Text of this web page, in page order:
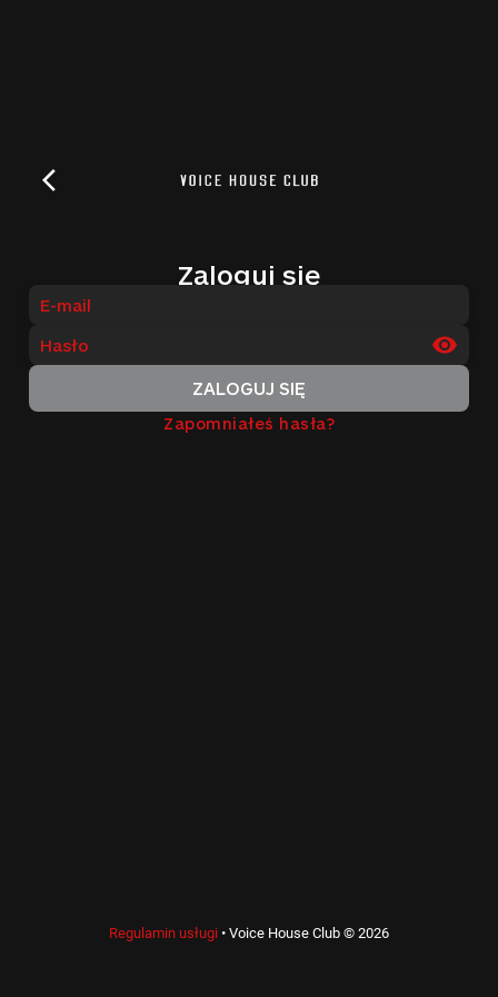
Zaloguj się
ZALOGUJ SIĘ
Zapomniałeś hasła?
Regulamin usługi • Voice House Club © 2026